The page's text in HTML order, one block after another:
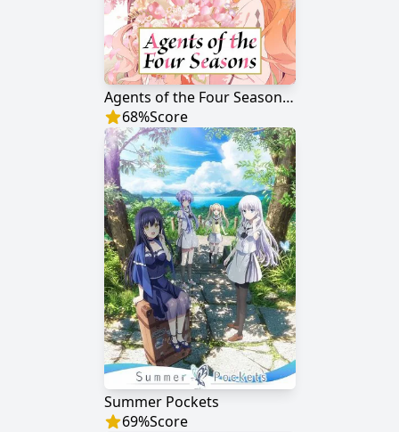
Agents of the Four Seasons: Dance of Spring
68%Score
Summer Pockets
69%Score